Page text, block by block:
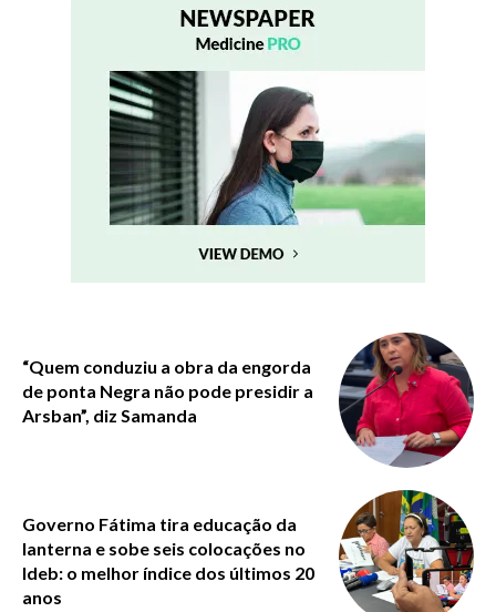
“Quem conduziu a obra da engorda
de ponta Negra não pode presidir a
Arsban”, diz Samanda
Governo Fátima tira educação da
lanterna e sobe seis colocações no
Ideb: o melhor índice dos últimos 20
anos